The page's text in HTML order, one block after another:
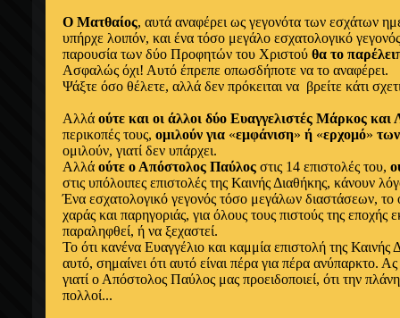
Ο Ματθαίος, αυτά αναφέρει ως γεγονότα των εσχάτων
υπήρχε λοιπόν, και ένα τόσο μεγάλο εσχατολογικό
παρουσία των δύο Προφητών του Χριστού θα το
Ασφαλώς όχι! Αυτό έπρεπε οπωσδήποτε να το αναφέρει.
Ψάξτε όσο θέλετε, αλλά δεν πρόκειται να βρείτε κάτι
Αλλά ούτε και οι άλλοι δύο Ευαγγελιστές Μάρκος και
περικοπές τους, ομιλούν για «εμφάνιση» ή «ερχομό»
ομιλούν, γιατί δεν υπάρχει.
Αλλά ούτε ο Απόστολος Παύλος στις 14 επιστολές του,
στις υπόλοιπες επιστολές της Καινής Διαθήκης, κάνουν
Ένα εσχατολογικό γεγονός τόσο μεγάλων διαστάσεων, το
χαράς και παρηγοριάς, για όλους τους πιστούς της εποχής
παραληφθεί, ή να ξεχαστεί.
Το ότι κανένα Ευαγγέλιο και καμμία επιστολή της Καινής
αυτό, σημαίνει ότι αυτό είναι πέρα για πέρα ανύπαρκτο.
γιατί ο Απόστολος Παύλος μας προειδοποιεί, ότι την
πολλοί...